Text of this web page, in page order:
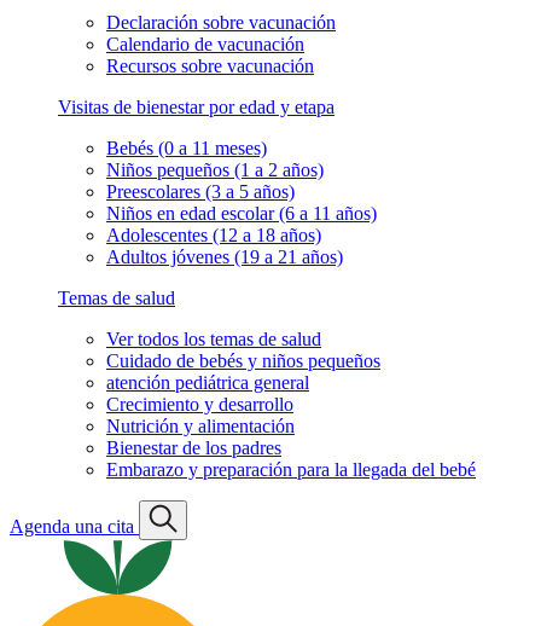
Declaración sobre vacunación
Calendario de vacunación
Recursos sobre vacunación
Visitas de bienestar por edad y etapa
Bebés (0 a 11 meses)
Niños pequeños (1 a 2 años)
Preescolares (3 a 5 años)
Niños en edad escolar (6 a 11 años)
Adolescentes (12 a 18 años)
Adultos jóvenes (19 a 21 años)
Temas de salud
Ver todos los temas de salud
Cuidado de bebés y niños pequeños
atención pediátrica general
Crecimiento y desarrollo
Nutrición y alimentación
Bienestar de los padres
Embarazo y preparación para la llegada del bebé
Agenda una cita